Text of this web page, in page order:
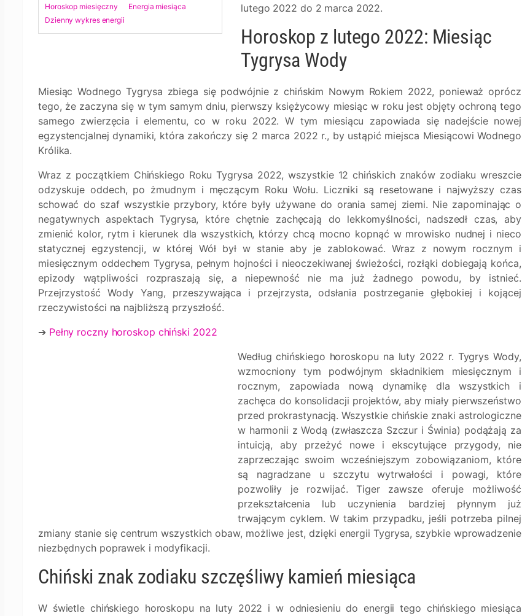
Horoskop miesięczny
Energia miesiąca
Dzienny wykres energii
lutego 2022 do 2 marca 2022.
Horoskop z lutego 2022: Miesiąc
Tygrysa Wody
Miesiąc Wodnego Tygrysa zbiega się podwójnie z chińskim Nowym Rokiem 2022, ponieważ oprócz
tego, że zaczyna się w tym samym dniu, pierwszy księżycowy miesiąc w roku jest objęty ochroną tego
samego zwierzęcia i elementu, co w roku 2022. W tym miesiącu zapowiada się nadejście nowej
egzystencjalnej dynamiki, która zakończy się 2 marca 2022 r., by ustąpić miejsca Miesiącowi Wodnego
Królika.
Wraz z początkiem Chińskiego Roku Tygrysa 2022, wszystkie 12 chińskich znaków zodiaku wreszcie
odzyskuje oddech, po żmudnym i męczącym Roku Wołu. Liczniki są resetowane i najwyższy czas
schować do szaf wszystkie przybory, które były używane do orania samej ziemi. Nie zapominając o
negatywnych aspektach Tygrysa, które chętnie zachęcają do lekkomyślności, nadszedł czas, aby
zmienić kolor, rytm i kierunek dla wszystkich, którzy chcą mocno kopnąć w mrowisko nudnej i nieco
statycznej egzystencji, w której Wół był w stanie aby je zablokować. Wraz z nowym rocznym i
miesięcznym oddechem Tygrysa, pełnym hojności i nieoczekiwanej świeżości, rozłąki dobiegają końca,
epizody wątpliwości rozpraszają się, a niepewność nie ma już żadnego powodu, by istnieć.
Przejrzystość Wody Yang, przeszywająca i przejrzysta, odsłania postrzeganie głębokiej i kojącej
rzeczywistości na najbliższą przyszłość.
➔ Pełny roczny horoskop chiński 2022
Według chińskiego horoskopu na luty 2022 r. Tygrys Wody,
wzmocniony tym podwójnym składnikiem miesięcznym i
rocznym, zapowiada nową dynamikę dla wszystkich i
zachęca do konsolidacji projektów, aby miały pierwszeństwo
przed prokrastynacją. Wszystkie chińskie znaki astrologiczne
w harmonii z Wodą (zwłaszcza Szczur i Świnia) podążają za
intuicją, aby przeżyć nowe i ekscytujące przygody, nie
zaprzeczając swoim wcześniejszym zobowiązaniom, które
są nagradzane u szczytu wytrwałości i powagi, które
pozwoliły je rozwijać. Tiger zawsze oferuje możliwość
przekształcenia lub uczynienia bardziej płynnym już
trwającym cyklem. W takim przypadku, jeśli potrzeba pilnej
zmiany stanie się centrum wszystkich obaw, możliwe jest, dzięki energii Tygrysa, szybkie wprowadzenie
niezbędnych poprawek i modyfikacji.
Chiński znak zodiaku szczęśliwy kamień miesiąca
W świetle chińskiego horoskopu na luty 2022 i w odniesieniu do energii tego chińskiego miesiąca